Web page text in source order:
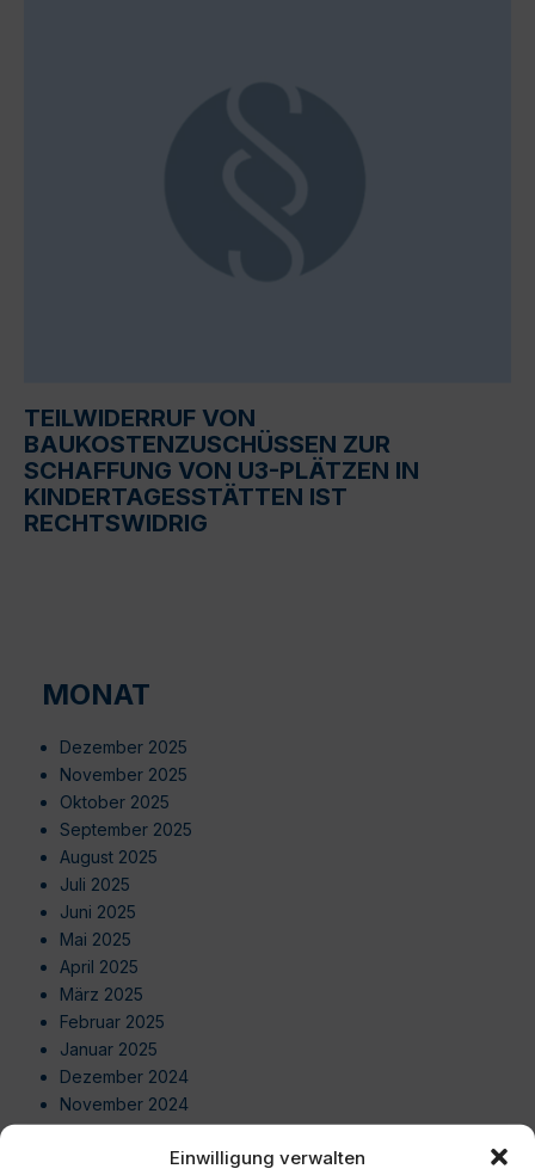
Einwilligung verwalten
TEILWIDERRUF VON
BAUKOSTENZUSCHÜSSEN ZUR
SCHAFFUNG VON U3-PLÄTZEN IN
KINDERTAGESSTÄTTEN IST
RECHTSWIDRIG
MONAT
Dezember 2025
November 2025
Oktober 2025
September 2025
August 2025
Juli 2025
Juni 2025
Mai 2025
April 2025
März 2025
Februar 2025
Januar 2025
Dezember 2024
November 2024
Oktober 2024
September 2024